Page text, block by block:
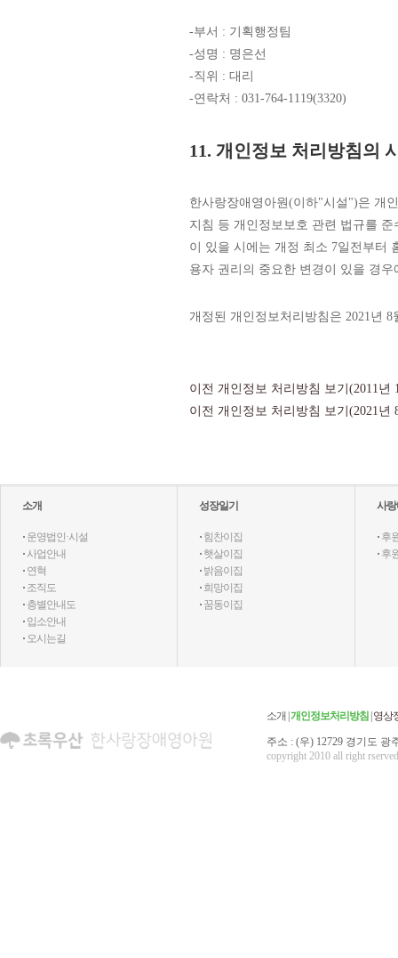
-부서 : 기획행정팀
-성명 : 명은선
-직위 : 대리
-연락처 : 031-764-1119(3320)
11. 개인정보 처리방침의
한사랑장애영아원(이하"시설")은 개
지침 등 개인정보보호 관련 법규를
이 있을 시에는 개정 최소 7일전부터
용자 권리의 중요한 변경이 있을 경
개정된 개인정보처리방침은 2021년
이전 개인정보 처리방침 보기(2011년
이전 개인정보 처리방침 보기(2021년
소개
· 운영법인·시설
· 사업안내
· 연혁
· 조직도
· 층별안내도
· 입소안내
· 오시는길
성장일기
· 힘찬이집
· 햇살이집
· 밝음이집
· 희망이집
· 꿈동이집
사
· 후
· 후
소개 개인정보처리방침 영상
주소 : (우) 12729 경기도 광
copyright 2010 all right